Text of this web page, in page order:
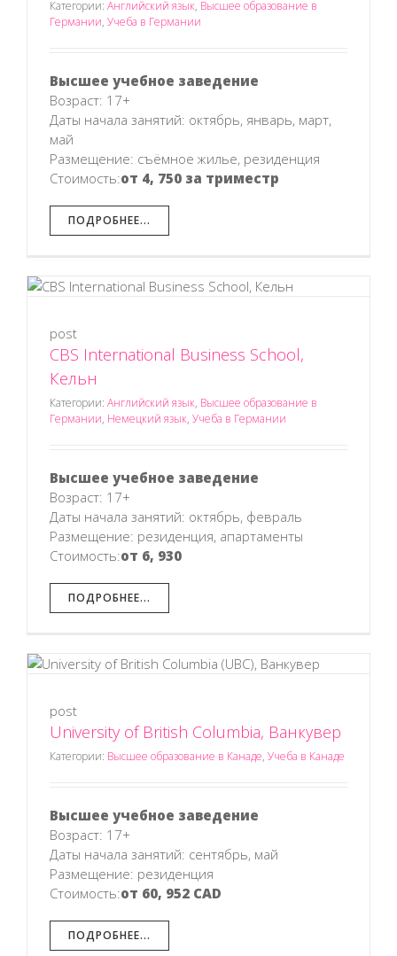
Категории: Английский язык, Высшее образование в
Германии, Учеба в Германии
Высшее учебное заведение
Возраст: 17+
Даты начала занятий: октябрь, январь, март,
май
Размещение: съёмное жилье, резиденция
Стоимость:от 4, 750 за триместр
ПОДРОБНЕЕ...
post
CBS International Business School,
Кельн
Категории: Английский язык, Высшее образование в
Германии, Немецкий язык, Учеба в Германии
Высшее учебное заведение
Возраст: 17+
Даты начала занятий: октябрь, февраль
Размещение: резиденция, апартаменты
Стоимость:от 6, 930
ПОДРОБНЕЕ...
post
University of British Columbia, Ванкувер
Категории: Высшее образование в Канаде, Учеба в Канаде
Высшее учебное заведение
Возраст: 17+
Даты начала занятий: сентябрь, май
Размещение: резиденция
Стоимость:от 60, 952 CAD
ПОДРОБНЕЕ...